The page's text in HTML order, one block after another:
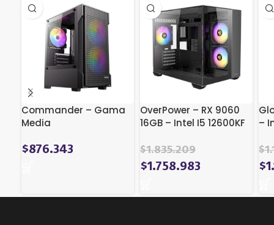
Commander – Gama
Media
$876.343
OverPower – RX 9060
16GB – Intel I5 12600KF
DDR4 – 1TB Nvme –
Gama Media
$1.835.209
El
original
$1.758.983
actual
–
$
El
$